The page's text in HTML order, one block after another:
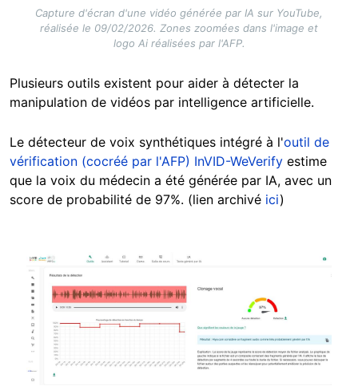
Capture d'écran d'une vidéo générée par IA sur YouTube,
réalisée le 09/02/2026. Zones zoomées dans l'image et
logo Ai réalisées par l'AFP.
Plusieurs outils existent pour aider à détecter la
manipulation de vidéos par intelligence artificielle.
Le détecteur de voix synthétiques intégré à l'outil de
vérification (cocréé par l'AFP) InVID-WeVerify estime
que la voix du médecin a été générée par IA, avec un
score de probabilité de 97%. (lien archivé ici)
Image